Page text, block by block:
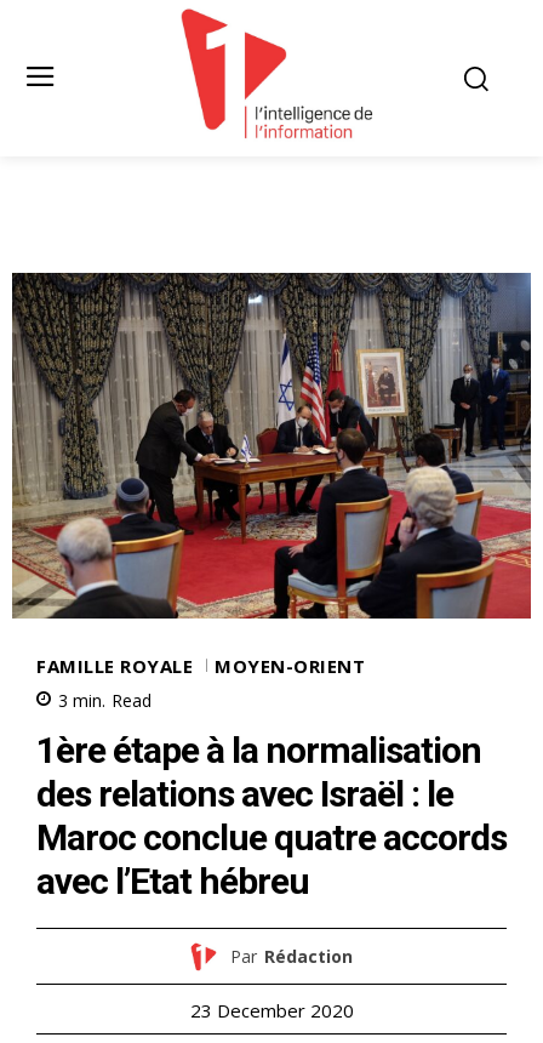
FAMILLE ROYALE MOYEN-ORIENT
3 min. Read
1ère étape à la normalisation
des relations avec Israël : le
Maroc conclue quatre accords
avec l’Etat hébreu
Par Rédaction
23 December 2020